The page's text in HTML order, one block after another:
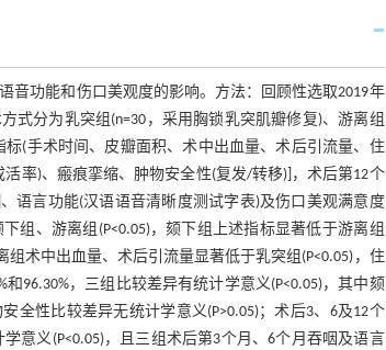
音功能和伤口美观度的影响。方法：回顾性选取2019年
式分为乳突组(n=30，采用胸锁乳突肌瓣修复)、游离组
(手术时间、皮瓣面积、术中出血量、术后引流量、住
率)、瘢痕挛缩、肿物安全性(复发/转移)]，术后第12个
、语言功能(汉语语音清晰度测试字表)及伤口美观满意度
组、游离组(P<0.05)，颏下组上述指标显著低于游离组
术中出血量、术后引流量显著低于乳突组(P<0.05)，住
96.30%，三组比较差异有统计学意义(P<0.05)，其中颏
全性比较差异无统计学意义(P>0.05)；术后3、6及12个
意义(P<0.05)，且三组术后第3个月、6个月吞咽及语言